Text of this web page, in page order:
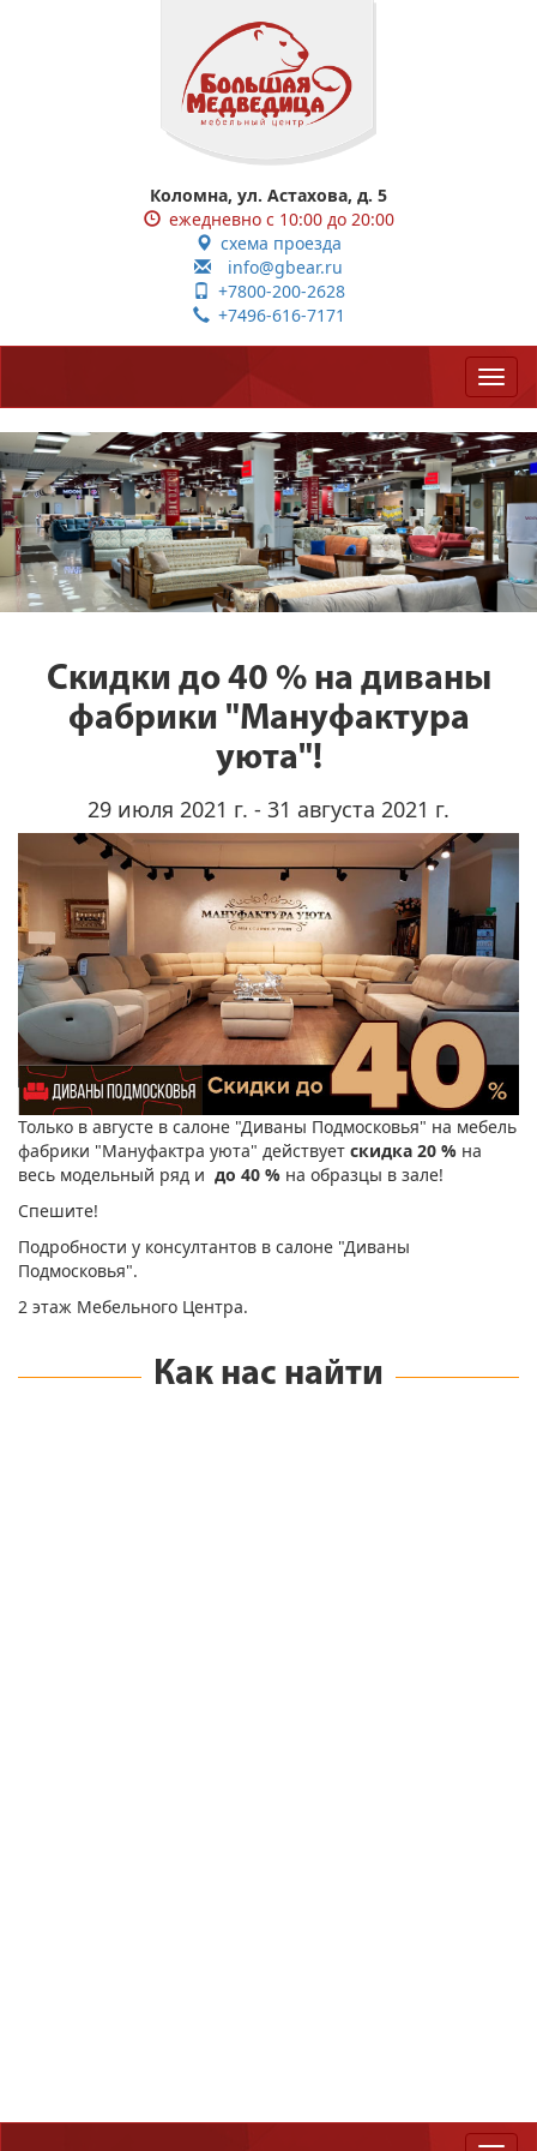
Коломна, ул. Астахова, д. 5
ежедневно с 10:00 до 20:00
схема проезда
info@gbear.ru
+7800-200-2628
+7496-616-7171
Скидки до 40 % на диваны
фабрики "Мануфактура
уюта"!
29 июля 2021 г. - 31 августа 2021 г.
Только в августе в салоне "Диваны Подмосковья" на мебель
фабрики "Мануфактра уюта" действует скидка 20 % на
весь модельный ряд и до 40 % на образцы в зале!
Спешите!
Подробности у консултантов в салоне "Диваны
Подмосковья".
2 этаж Мебельного Центра.
Как нас найти